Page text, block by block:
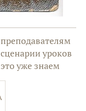
преподавателям
сценарии уроков
это уже знаем